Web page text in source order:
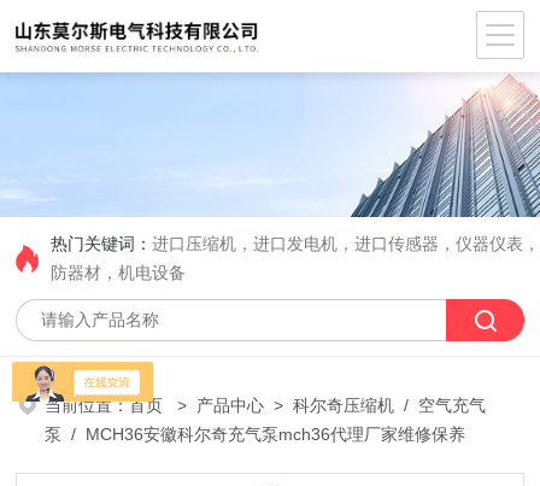
热门关键词：进口压缩机，进口发电机，进口传感器，仪器仪表
防器材，机电设备
当前位置：首页 > 产品中心 >科尔奇压缩机 / 空气充气
泵 / MCH36安徽科尔奇充气泵mch36代理厂家维修保养